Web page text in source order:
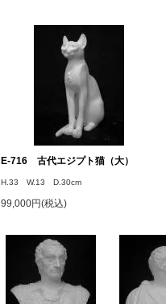
E-716 古代エジプト猫（大）
H.33 W.13 D.30cm
99,000円(税込)